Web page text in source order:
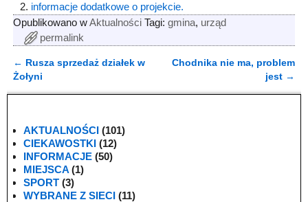
informacje dodatkowe o projekcie.
Opublikowano w Aktualności Tagi: gmina, urząd
permalink
Nawigacja
← Rusza sprzedaż działek w
Żołyni
Chodnika nie ma, problem
jest →
AKTUALNOŚCI (101)
CIEKAWOSTKI (12)
INFORMACJE (50)
MIEJSCA (1)
SPORT (3)
WYBRANE Z SIECI (11)